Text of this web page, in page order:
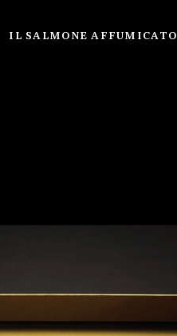
IL SALMONE AFFUMICATO